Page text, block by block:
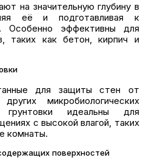
на значительную глубину в
её и подготавливая к
Особенно эффективны для
таких как бетон, кирпич и
для защиты стен от
микробиологических
идеальны для
с высокой влагой, таких
комнаты.
поверхностей